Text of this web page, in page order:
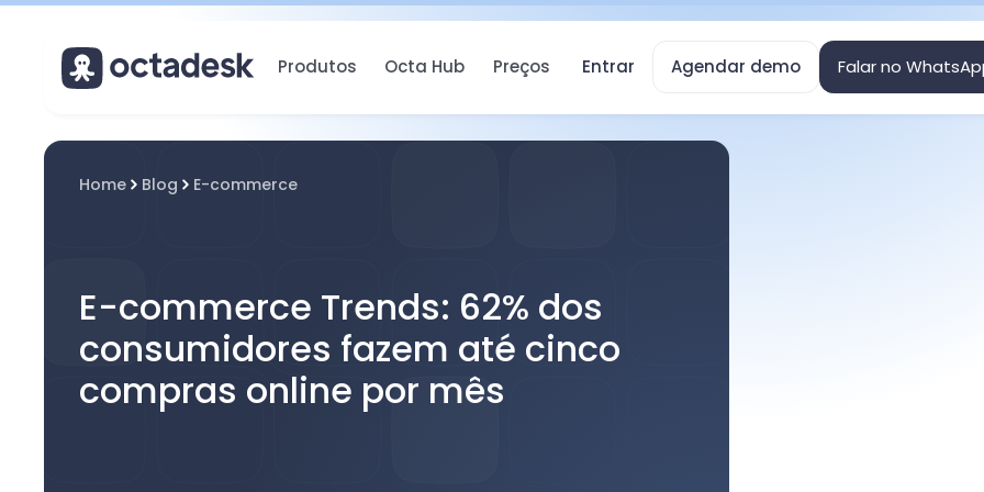
Entrar Agendar demo Falar no
Produtos Octa Hub Preços
Home Blog E-commerce
E-commerce Trends: 62% dos
consumidores fazem até cinco
compras online por mês